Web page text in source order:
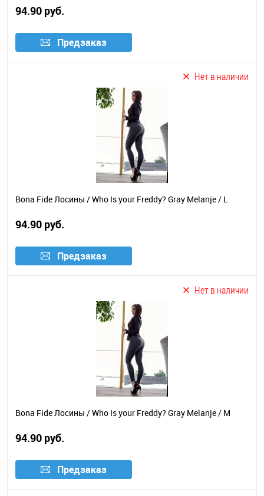
94.90 руб.
Предзаказ
Нет в наличии
Bona Fide Лосины / Who Is your Freddy? Gray Melanje / L
94.90 руб.
Предзаказ
Нет в наличии
Bona Fide Лосины / Who Is your Freddy? Gray Melanje / M
94.90 руб.
Предзаказ